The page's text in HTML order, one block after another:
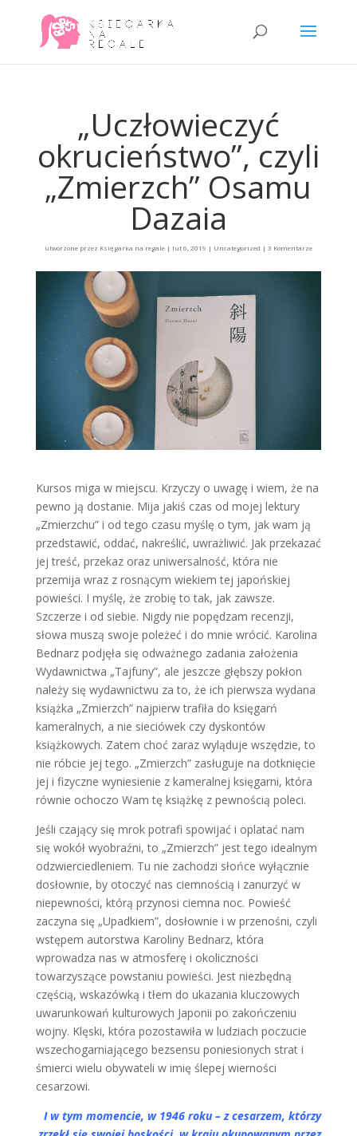
„Uczłowieczyć
okrucieństwo”, czyli
„Zmierzch” Osamu
Dazaia
utworzone przez Księgarka na regale| lut 6, 2019 | Uncategorized | 3 Komentarze
Kursos miga w miejscu. Krzyczy o uwagę i wiem, że na
pewno ją dostanie. Mija jakiś czas od mojej lektury
„Zmierzchu” i od tego czasu myślę o tym, jak wam ją
przedstawić, oddać, nakreślić, uwrażliwić. Jak przekazać
jej treść, przekaz oraz uniwersalność, która nie
przemija wraz z rosnącym wiekiem tej japońskiej
powieści. I myślę, że zrobię to tak, jak zawsze.
Szczerze i od siebie. Nigdy nie popędzam recenzji,
słowa muszą swoje poleżeć i do mnie wrócić. Karolina
Bednarz podjęła się odważnego zadania założenia
Wydawnictwa „Tajfuny”, ale jeszcze głębszy pokłon
należy się wydawnictwu za to, że ich pierwsza wydana
książka „Zmierzch” najpierw trafiła do księgarń
kameralnych, a nie sieciówek czy dyskontów
książkowych. Zatem choć zaraz wyląduje wszędzie, to
nie róbcie jej tego. „Zmierzch” zasługuje na dotknięcie
jej i fizyczne wyniesienie z kameralnej księgarni, która
równie ochoczo Wam tę książkę z pewnością poleci.
Jeśli czający się mrok potrafi spowijać i oplatać nam
się wokół wyobraźni, to „Zmierzch” jest tego idealnym
odzwierciedleniem. Tu nie zachodzi słońce wyłącznie
dosłownie, by otoczyć nas ciemnością i zanurzyć w
niepewności, którą przynosi ciemna noc. Powieść
zaczyna się „Upadkiem”, dosłownie i w przenośni, czyli
wstępem autorstwa Karoliny Bednarz, która
wprowadza nas w atmosferę i okoliczności
towarzyszące powstaniu powieści. Jest niezbędną
częścią, wskazówką i tłem do ukazania kluczowych
uwarunkowań kulturowych Japonii po zakończeniu
wojny. Klęski, która pozostawiła w ludziach poczucie
wszechogarniającego bezsensu poniesionych strat i
śmierci wielu obywateli w imię ślepej wierności
cesarzowi.
I w tym momencie, w 1946 roku – z cesarzem, którzy